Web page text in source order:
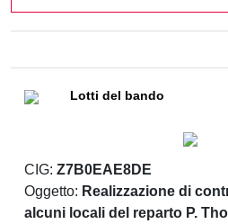
Lotti del bando
CIG: Z7B0EAE8DE
Oggetto: Realizzazione di
alcuni locali del reparto P.